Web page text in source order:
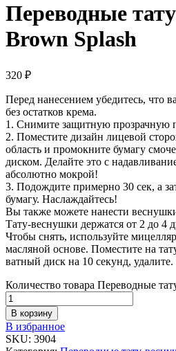
Переводные
Brown Splash
320 ₽
Перед нанесением убедитесь, что
без остатков крема.
1. Снимите защитную прозрачную
2. Поместите дизайн лицевой
область и промокните бумагу
диском. Делайте это с
абсолютно мокрой!
3. Подождите примерно 30 сек, а
бумагу. Наслаждайтесь!
Вы также можете нанести
Тату-веснушки держатся от 2 до 4
Чтобы снять, используйте
масляной основе. Поместите на
ватный диск на 10 секунд, удалите.
Количество товара Переводные
В корзину
В избранное
SKU: 3904